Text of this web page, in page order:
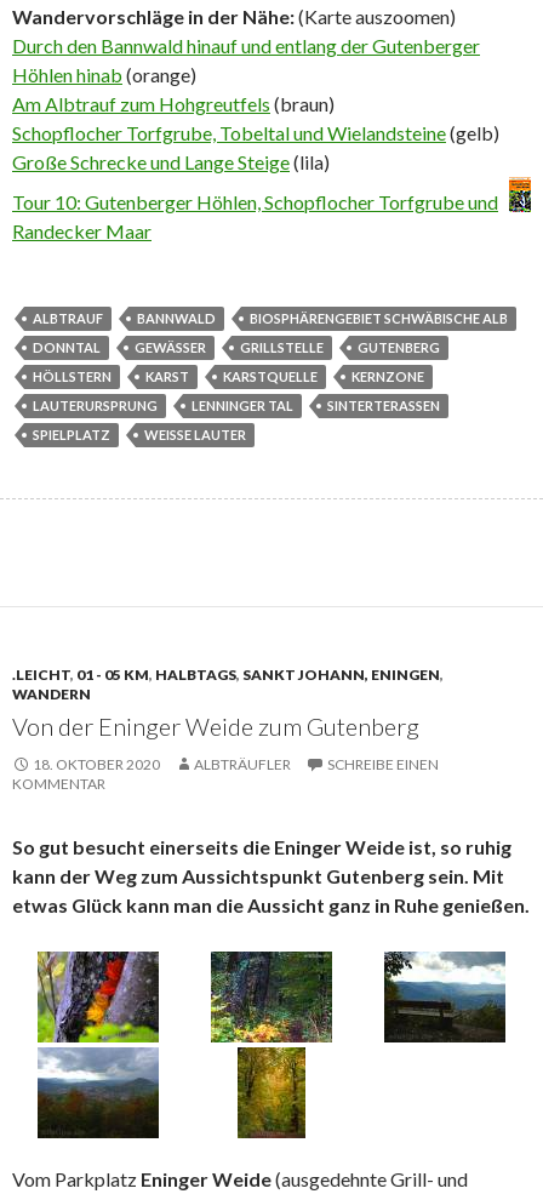
Wandervorschläge in der Nähe:(Karte auszoomen)
Durch den Bannwald hinauf und entlang der Gutenberger
Höhlen hinab (orange)
Am Albtrauf zum Hohgreutfels (braun)
Schopflocher Torfgrube, Tobeltal und Wielandsteine(gelb)
Große Schrecke und Lange Steige(lila)
Tour 10: Gutenberger Höhlen, Schopflocher Torfgrube und
Randecker Maar
ALBTRAUF BANNWALD
BIOSPHÄRENGEBIET SCHWÄBISCHE ALB
DONNTAL
GEWÄSSER GRILLSTELLE
GUTENBERG
HÖLLSTERN
KARST KARSTQUELLE
KERNZONE
LAUTERURSPRUNG
LENNINGER TAL
SINTERTERASSEN
SPIELPLATZ
WEISSE LAUTER
.LEICHT, 01 - 05 KM, HALBTAGS, SANKT JOHANN, ENINGEN,
WANDERN
Von der Eninger Weide zum Gutenberg
18. OKTOBER 2020 ALBTRÄUFLER
SCHREIBE EINEN
KOMMENTAR
So gut besucht einerseits die Eninger Weide ist, so ruhig
kann der Weg zum Aussichtspunkt Gutenberg sein. Mit
etwas Glück kann man die Aussicht ganz in Ruhe genießen.
Vom Parkplatz Eninger Weide(ausgedehnte Grill- und